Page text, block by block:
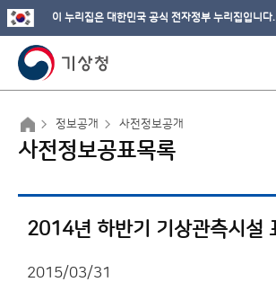
이 누리집은 대한민국 공식 전자정부 누리집입니다.
정보공개 사전정보공개
사전정보공표목록
2015/03/31